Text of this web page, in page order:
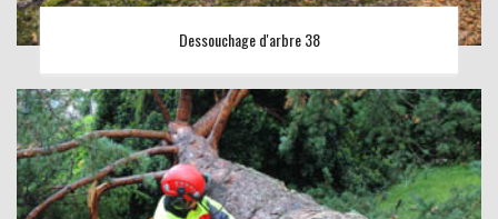
Dessouchage d'arbre 38